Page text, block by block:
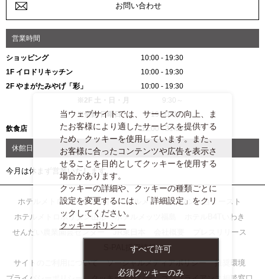
お問い合わせ
営業時間
ショッピング
10:00 - 19:30
1F イロドリキッチン
10:00 - 19:30
2F やまがたみやげ「彩」
10:00 - 19:30
※2F 土・日・月
9:30～
※全館 日曜日
19:00閉店
飲食店
11:00 - 21:00
休館日
今月は休まず営業いたします。
ホテルメトロポリタン仙台
ホテルメトロポリタン仙台イースト
ホテルメトロポリタン山形
ホテルメッツ福島
ホテルB4Tいわき
せんだい農業園芸センター
JR東日本
プレスリリース
S-PAL採用情報
サイトのご利用について
ソーシャルメディアポリシー
推奨環境
当ウェブサイトでは、サービスの向上、ま
たお客様により適したサービスを提供する
ため、クッキーを使用しています。また、
お客様に合ったコンテンツや広告を表示さ
せることを目的としてクッキーを使用する
場合があります。
クッキーの詳細や、クッキーの種類ごとに
設定を変更するには、「詳細設定」をクリ
ックしてください。
クッキーポリシー
すべて許可
必須クッキーのみ